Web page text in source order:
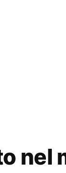
nel